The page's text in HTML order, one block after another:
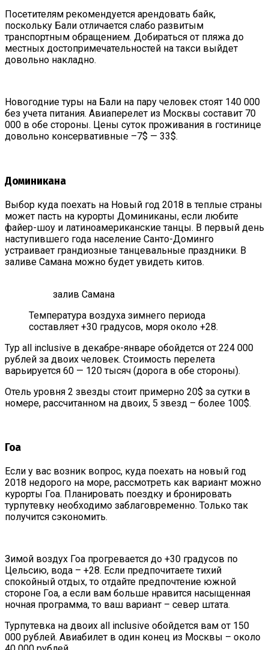
Посетителям рекомендуется арендовать байк,
поскольку Бали отличается слабо развитым
транспортным обращением. Добираться от пляжа до
местных достопримечательностей на такси выйдет
довольно накладно.
Новогодние туры на Бали на пару человек стоят 140 000
без учета питания. Авиаперелет из Москвы составит 70
000 в обе стороны. Цены суток проживания в гостинице
довольно консервативные –7$ — 33$.
Доминикана
Выбор куда поехать на Новый год 2018 в теплые страны
может пасть на курорты Доминиканы, если любите
файер-шоу и латиноамериканские танцы. В первый день
наступившего года население Санто-Доминго
устраивает грандиозные танцевальные праздники. В
заливе Самана можно будет увидеть китов.
залив Самана
Температура воздуха зимнего периода
составляет +30 градусов, моря около +28.
Тур all inclusive в декабре-январе обойдется от 224 000
рублей за двоих человек. Стоимость перелета
варьируется 60 — 120 тысяч (дорога в обе стороны).
Отель уровня 2 звезды стоит примерно 20$ за сутки в
номере, рассчитанном на двоих, 5 звезд – более 100$.
Гоа
Если у вас возник вопрос, куда поехать на новый год
2018 недорого на море, рассмотреть как вариант можно
курорты Гоа. Планировать поездку и бронировать
турпутевку необходимо заблаговременно. Только так
получится сэкономить.
Зимой воздух Гоа прогревается до +30 градусов по
Цельсию, вода – +28. Если предпочитаете тихий
спокойный отдых, то отдайте предпочтение южной
стороне Гоа, а если вам больше нравится насыщенная
ночная программа, то ваш вариант – север штата.
Турпутевка на двоих all inclusive обойдется вам от 150
000 рублей. Авиабилет в один конец из Москвы – около